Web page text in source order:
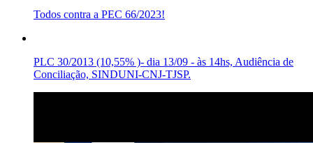
Todos contra a PEC 66/2023!
PLC 30/2013 (10,55% )- dia 13/09 - às 14hs, Audiência de
Conciliação, SINDUNI-CNJ-TJSP.